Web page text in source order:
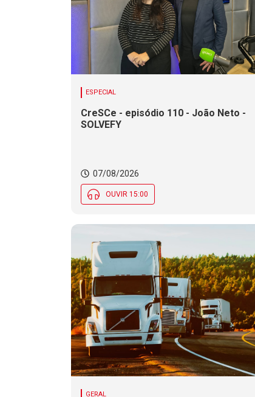
ESPECIAL
CreSCe - episódio 110 - João Neto -
SOLVEFY
07/08/2026
OUVIR 15:00
GERAL